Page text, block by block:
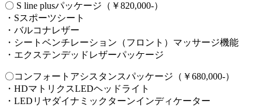
〇 S line plusパッケージ（￥820,000-）
・Sスポーツシート
・バルコナレザー
・シートベンチレーション（フロント）マッサージ機能
・エクステンデッドレザーパッケージ
〇コンフォートアシスタンスパッケージ（￥680,000-）
・HDマトリクスLEDヘッドライト
・LEDリヤダイナミックターンインディケーター